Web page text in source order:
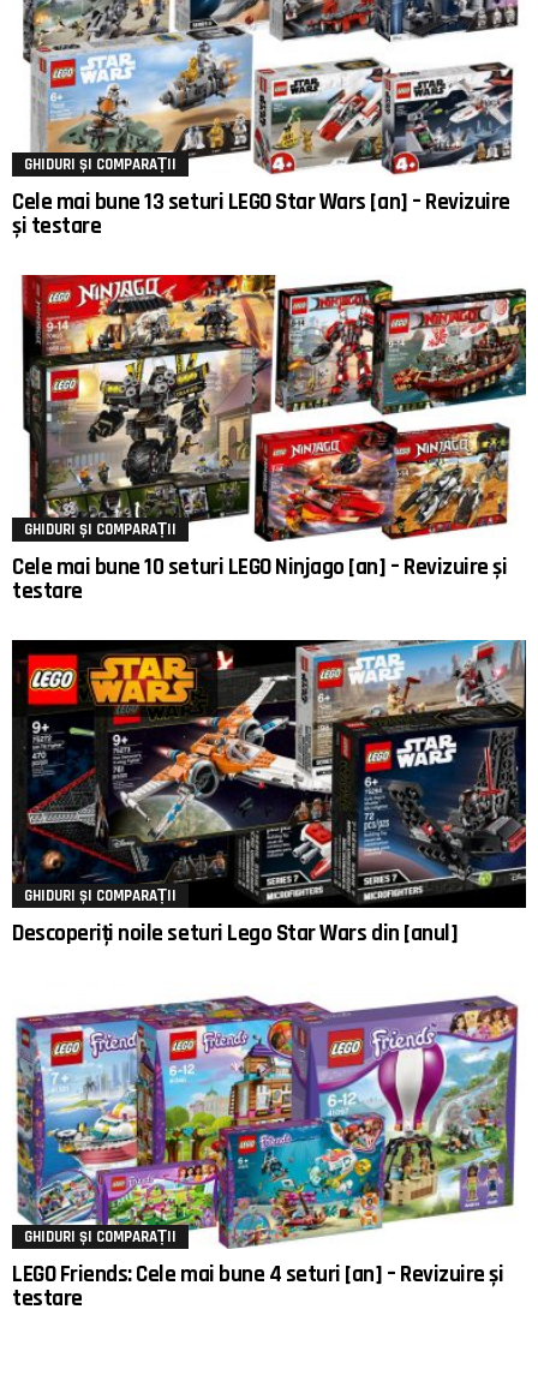
GHIDURI ȘI COMPARAȚII
Cele mai bune 13 seturi LEGO Star Wars [an] – Revizuire
și testare
GHIDURI ȘI COMPARAȚII
Cele mai bune 10 seturi LEGO Ninjago [an] – Revizuire și
testare
GHIDURI ȘI COMPARAȚII
Descoperiți noile seturi Lego Star Wars din [anul]
GHIDURI ȘI COMPARAȚII
LEGO Friends: Cele mai bune 4 seturi [an] – Revizuire și
testare